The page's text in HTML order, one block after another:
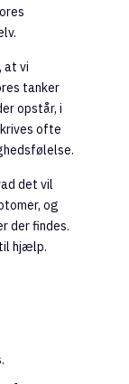
at vi
tanker
opstår, i
ofte
det vil
og
der findes.
hjælp.